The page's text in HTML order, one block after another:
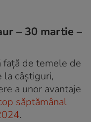
– 30 martie –
față de temele de
la câștiguri,
a unor avantaje
săptămânal
.